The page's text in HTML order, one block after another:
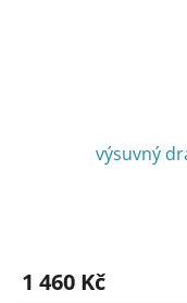
výsuvný
1 460 Kč